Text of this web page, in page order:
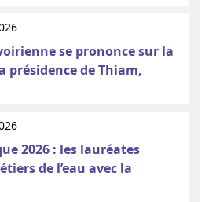
se prononce sur la
présidence de Thiam,
2026 : les lauréates
de l’eau avec la